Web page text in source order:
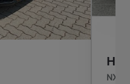
NX4